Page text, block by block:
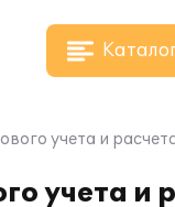
учета и
учета и